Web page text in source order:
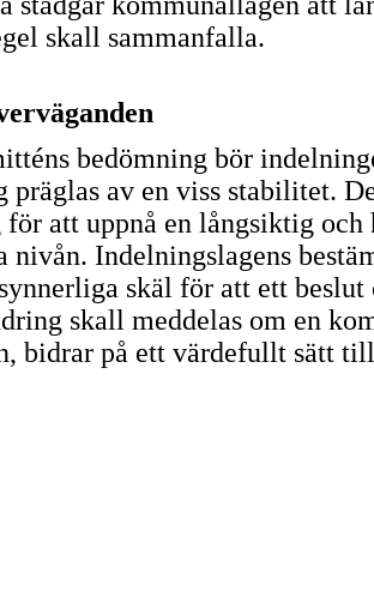
skall sammanfalla.
bedömning bör
präglas av en viss stabilitet.
att uppnå en långsiktig
nivån. Indelningslagens
skäl för att ett beslut
skall meddelas om en
bidrar på ett värdefullt sätt